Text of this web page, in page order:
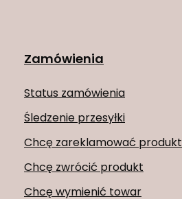
Zamówienia
Status zamówienia
Śledzenie przesyłki
Chcę zareklamować produkt
Chcę zwrócić produkt
Chcę wymienić towar